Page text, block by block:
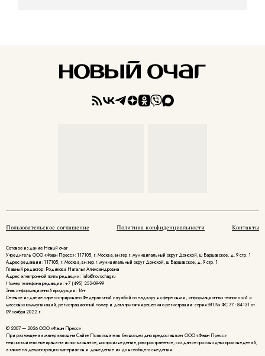
Пользовательское соглашение Политика конфиденциальности Контакты
Сетевое издание Новый очаг
Учредитель ООО «Фэшн Пресс»: 117105, г. Москва, вн.тер.г. муниципальный округ Донской, ш Варшавское, д. 9 стр. 1
Адрес редакции: 117105, г. Москва, вн.тер.г. муниципальный округ Донской, ш Варшавское, д. 9 стр. 1
Главный редактор: Родикова Наталья Александровна
Адрес электронной почты редакции: info@novochag.ru
Номер телефона редакции: +7 (495) 252-09-99
Знак информационной продукции: 16+
Cетевое издание зарегистрировано Федеральной службой по надзору в сфере связи, информационных технологий и
массовых коммуникаций, регистрационный номер и дата принятия решения о регистрации: серия ЭЛ № ФС 77 - 84131 от
09 ноября 2022 г.
© 2007 — 2026 ООО «Фэшн Пресс»
При размещении материалов на Сайте Пользователь безвозмездно предоставляет ООО «Фэшн Пресс»
неисключительные права на использование, воспроизведение, распространение, создание производных произведений,
а также на демонстрацию материалов и доведение их до всеобщего сведения.